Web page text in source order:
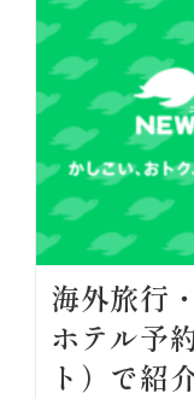
海外旅行
ホテル予
ト）で紹